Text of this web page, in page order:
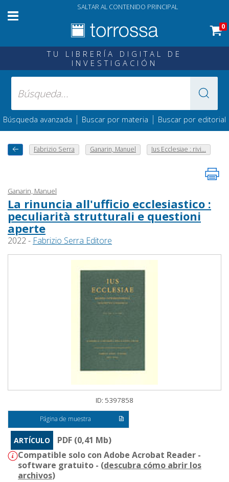
SALTAR AL CONTENIDO PRINCIPAL
0
TU LIBRERÍA DIGITAL DE
INVESTIGACIÓN
Búsqueda avanzada | Buscar por materia | Buscar por editorial
Fabrizio Serra Ganarin, Manuel Ius Ecclesiae : rivi...
Ganarin, Manuel
La rinuncia all'ufficio ecclesiastico :
peculiarità strutturali e questioni
aperte
2022 - Fabrizio Serra Editore
ID: 5397858
Página de muestra
ARTÍCULO
PDF (0,41 Mb)
Compatible solo con Adobe Acrobat Reader -
software gratuito - (descubra cómo abrir los
archivos)